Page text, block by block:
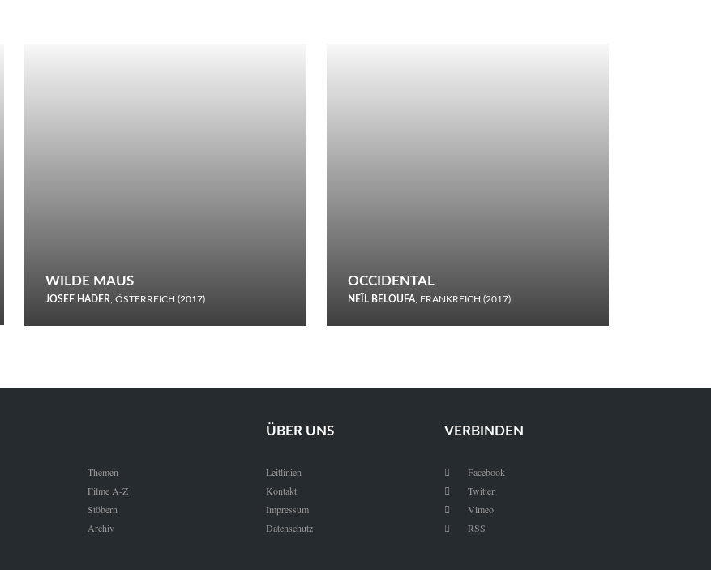
WILDE MAUS
JOSEF HADER, ÖSTERREICH (2017)
Schnee.
OCCIDENTAL
NEÏL BELOUFA, FRANKREICH (2017)
Themen
Filme A-Z
Stöbern
Archiv
ÜBER UNS
Leitlinien
Kontakt
Impressum
Datenschutz
VERBINDEN
 Facebook
 Twitter
 Vimeo
 RSS